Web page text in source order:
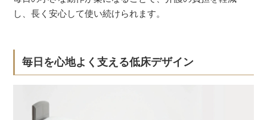
し、長く安心して使い続けられます。
毎日を心地よく支える低床デザイン